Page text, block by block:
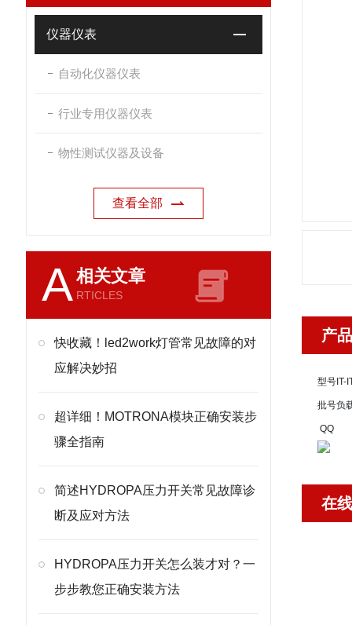
仪器仪表
自动化仪器仪表
行业专用仪器仪表
物性测试仪器及设备
查看全部
A相关文章
RTICLES
快收藏！led2work灯管常见故障的对
应解决妙招
超详细！MOTRONA模块正确安装步
骤全指南
简述HYDROPA压力开关常见故障诊
断及应对方法
HYDROPA压力开关怎么装才对？一
步步教您正确安装方法
产
型号 IT-
批号负
QQ
在